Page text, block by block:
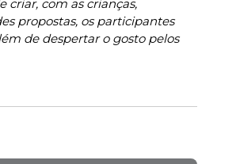
criar, com as crianças,
propostas, os participantes
de despertar o gosto pelos